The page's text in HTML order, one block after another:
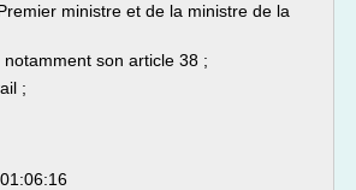
ministre et de la ministre de la
son article 38 ;
;